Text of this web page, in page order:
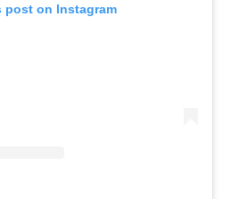
post on Instagram